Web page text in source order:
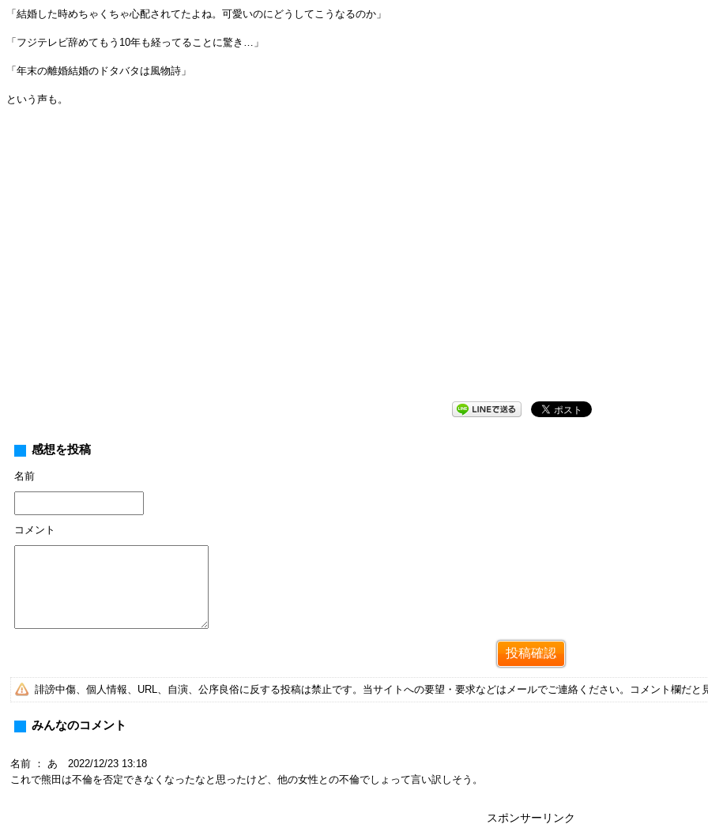
「結婚した時めちゃくちゃ心配されてたよね。可愛いのにどうしてこうなるのか」
「フジテレビ辞めてもう10年も経ってることに驚き…」
「年末の離婚結婚のドタバタは風物詩」
という声も。
感想を投稿
名前
コメント
誹謗中傷、個人情報、URL、自演、公序良俗に反する投稿は禁止です。当サイトへの要望・要求などはメールでご連絡ください。コメント欄だと
みんなのコメント
名前 ： あ 2022/12/23 13:18
これで熊田は不倫を否定できなくなったなと思ったけど、他の女性との不倫でしょって言い訳しそう。
スポンサーリンク